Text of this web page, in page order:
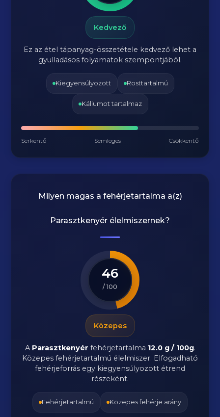
Kedvező
Ez az étel tápanyag-összetétele kedvező lehet a
gyulladásos folyamatok szempontjából.
Kiegyensúlyozott Rosttartalmú
Káliumot tartalmaz
Serkentő Semleges Csökkentő
Milyen magas a fehérjetartalma a(z)
Parasztkenyér élelmiszernek?
46
/ 100
Közepes
A Parasztkenyér fehérjetartalma 12.0 g / 100g.
Közepes fehérjetartalmú élelmiszer. Elfogadható
fehérjeforrás egy kiegyensúlyozott étrend
részeként.
Fehérjetartalmú Közepes fehérje arány